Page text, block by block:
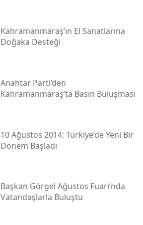
Kahramanmaraş’ın El Sanatlarına
Doğaka Desteği
Anahtar Parti’den
Kahramanmaraş’ta Basın Buluşması
10 Ağustos 2014: Türkiye’de Yeni Bir
Dönem Başladı
Başkan Görgel Ağustos Fuarı’nda
Vatandaşlarla Buluştu